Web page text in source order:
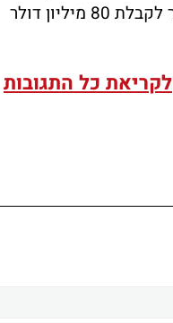
נוספים בכפוף להשגת אבני דרך בהכנסות בשנתיים הקרובות. בנוסף מצפה החבר לקבלת 80 מיליון דולר
לקריאת כל התגובות